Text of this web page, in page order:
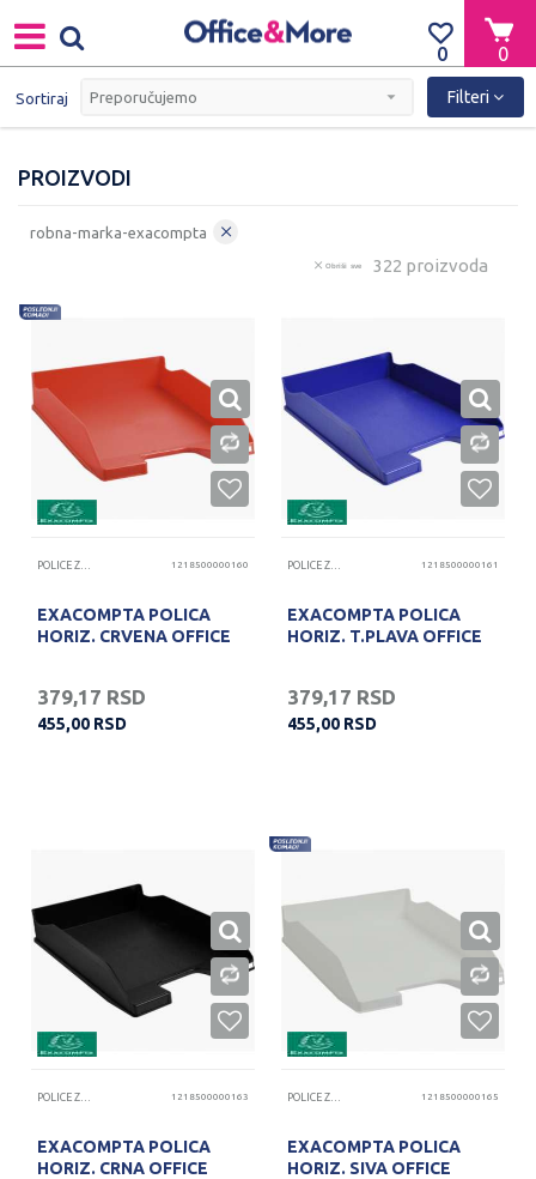
0
0
PROIZVODI
Sortiraj Filteri
robna-marka-exacompta
322 proizvoda
Obriši sve
POLICE ZA DOKUMENTA 1218500000160
EXACOMPTA POLICA
HORIZ. CRVENA OFFICE
379,17 RSD
455,00 RSD
POLICE ZA DOKUMENTA 1218500000161
EXACOMPTA POLICA
HORIZ. T.PLAVA OFFICE
379,17 RSD
455,00 RSD
POLICE ZA DOKUMENTA 1218500000163
EXACOMPTA POLICA
HORIZ. CRNA OFFICE
POLICE ZA DOKUMENTA 1218500000165
EXACOMPTA POLICA
HORIZ. SIVA OFFICE